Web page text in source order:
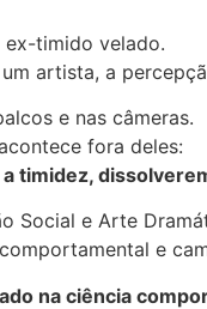
ex-timido velado.
artista, a
e nas câmeras.
fora deles:
timidez,
Social e Arte
e
na ciência